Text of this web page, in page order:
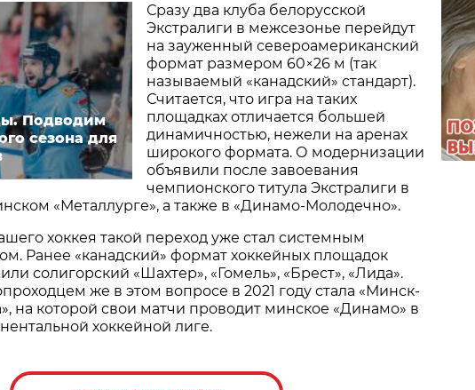
Подводим
сезона для
Сразу два клуба белорусской
Экстралиги в межсезонье перейдут
на зауженный североамериканский
формат размером 60×26 м (так
называемый «канадский» стандарт).
Считается, что игра на таких
площадках отличается большей
динамичностью, нежели на аренах
широкого формата. О модернизации
объявили после завоевания
чемпионского титула Экстралиги в
«Металлурге», а также в «Динамо-Молодечно».
хоккея такой переход уже стал системным
Ранее «канадский» формат хоккейных площадок
солигорский «Шахтер», «Гомель», «Брест», «Лида».
же в этом вопросе в 2021 году стала «Минск-
на которой свои матчи проводит минское «Динамо» в
хоккейной лиге.